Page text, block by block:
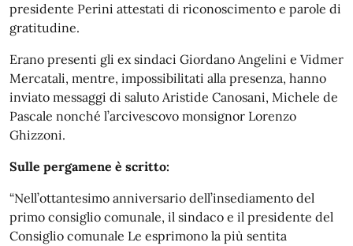
presidente Perini attestati di riconoscimento e parole di
gratitudine.
Erano presenti gli ex sindaci Giordano Angelini e Vidmer
Mercatali, mentre, impossibilitati alla presenza, hanno
inviato messaggi di saluto Aristide Canosani, Michele de
Pascale nonché l’arcivescovo monsignor Lorenzo
Ghizzoni.
Sulle pergamene è scritto:
“Nell’ottantesimo anniversario dell’insediamento del
primo consiglio comunale, il sindaco e il presidente del
Consiglio comunale Le esprimono la più sentita